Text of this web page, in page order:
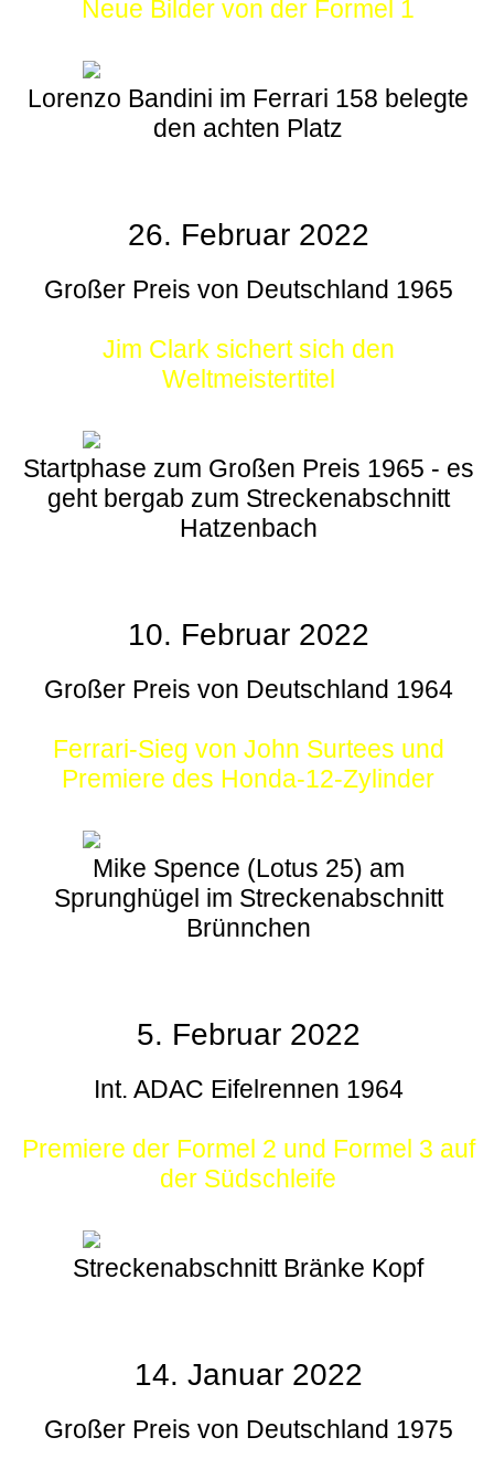
Neue Bilder von der Formel 1
Lorenzo Bandini im Ferrari 158 belegte
den achten Platz
26. Februar 2022
Großer Preis von Deutschland 1965
Jim Clark sichert sich den
Weltmeistertitel
Startphase zum Großen Preis 1965 - es
geht bergab zum Streckenabschnitt
Hatzenbach
10. Februar 2022
Großer Preis von Deutschland 1964
Ferrari-Sieg von John Surtees und
Premiere des Honda-12-Zylinder
Mike Spence (Lotus 25) am
Sprunghügel im Streckenabschnitt
Brünnchen
5. Februar 2022
Int. ADAC Eifelrennen 1964
Premiere der Formel 2 und Formel 3 auf
der Südschleife
Streckenabschnitt Bränke Kopf
14. Januar 2022
Großer Preis von Deutschland 1975